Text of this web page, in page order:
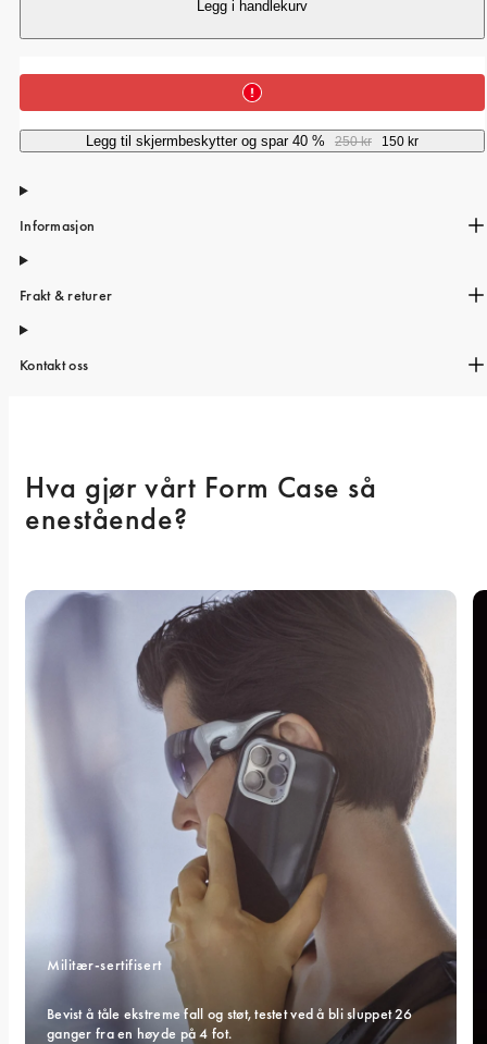
iPhone 15
iPhone 14 Pro
iPhone 13
Alle telefonmodeller
Legg i handlekurv
Legg til skjermbeskytter og spar 40 % 250 kr 150 kr
Informasjon
Frakt & returer
Kontakt oss
Hva gjør vårt Form Case så
enestående?
Militær-sertifisert
Bevist å tåle ekstreme fall og støt, testet ved å bli sluppet 26
ganger fra en høyde på 4 fot.